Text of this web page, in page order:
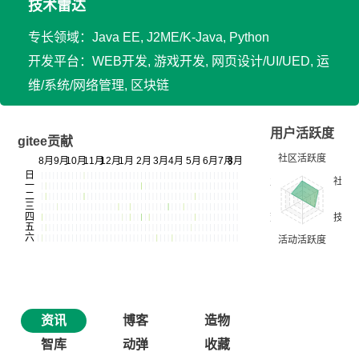
技术雷达
专长领域：Java EE, J2ME/K-Java, Python
开发平台：WEB开发, 游戏开发, 网页设计/UI/UED, 运
维/系统/网络管理, 区块链
gitee贡献
用户活跃度
资讯 博客
造物
智库
动弹 收藏